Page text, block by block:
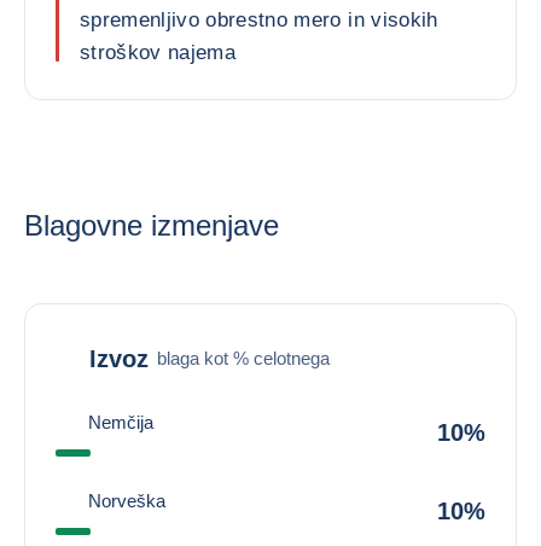
spremenljivo obrestno mero in visokih
stroškov najema
Blagovne izmenjave
Izvoz blaga kot % celotnega
Nemčija 10%
Norveška 10%